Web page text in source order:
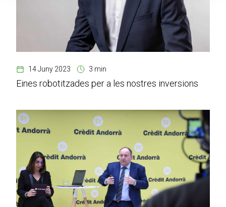
14 Juny 2023 3 min
Eines robotitzades per a les nostres inversions